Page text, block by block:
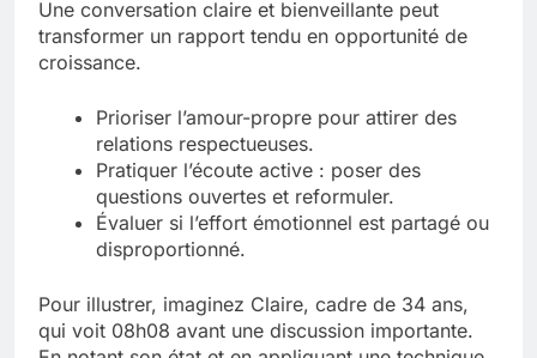
Une conversation claire et bienveillante peut
transformer un rapport tendu en opportunité de
croissance.
Prioriser l’amour-propre pour attirer des
relations respectueuses.
Pratiquer l’écoute active : poser des
questions ouvertes et reformuler.
Évaluer si l’effort émotionnel est partagé ou
disproportionné.
Pour illustrer, imaginez Claire, cadre de 34 ans,
qui voit 08h08 avant une discussion importante.